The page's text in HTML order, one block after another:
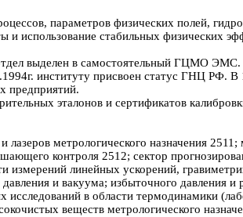
параметров физических полей,
использование стабильных физических
выделен в самостоятельный ГЦМО ЭМС.
институту присвоен статус ГНЦ РФ. В
предприятий.
эталонов и сертификатов
метрологического назначения 2511;
контроля 2512; сектор
измерений линейных ускорений,
и вакуума; избыточного давления и
исследований в области термодинамики
веществ метрологического